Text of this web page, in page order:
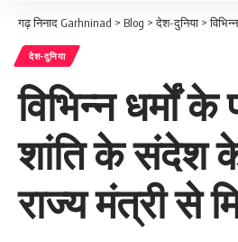
गढ़ निनाद Garhninad > Blog >देश-दुनिया >विभिन्न
देश-दुनिया
विभिन्न धर्मों के
शांति के संदेश
राज्य मंत्री से